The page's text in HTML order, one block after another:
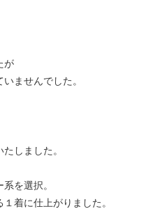
が
ませんでした。
しました。
を選択。
着に仕上がりました。